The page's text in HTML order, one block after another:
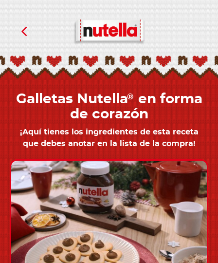
Galletas Nutella®en forma
de corazón
¡Aquí tienes los ingredientes de esta receta
que debes anotar en la lista de la compra!